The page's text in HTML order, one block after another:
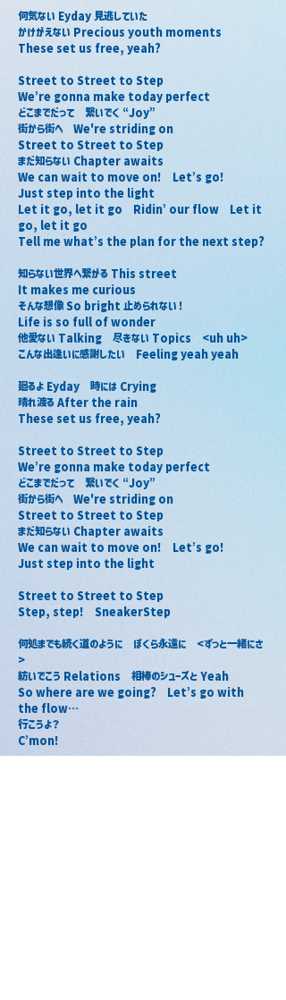
何気ない Eyday 見逃していた
かけがえない Precious youth moments
These set us free, yeah?
Street to Street to Step
We’re gonna make today perfect
どこまでだって　繋いでく “Joy”
街から街へ　We're striding on
Street to Street to Step
まだ知らない Chapter awaits
We can wait to move on!　Let’s go!
Just step into the light
Let it go, let it go　Ridin’ our flow　Let it
go, let it go
Tell me what’s the plan for the next step?
知らない世界へ繋がる This street
It makes me curious
そんな想像 So bright 止められない！
Life is so full of wonder
他愛ない Talking　尽きない Topics　<uh uh>
こんな出逢いに感謝したい　Feeling yeah yeah
廻るよ Eyday　時には Crying
晴れ渡る After the rain
These set us free, yeah?
Street to Street to Step
We’re gonna make today perfect
どこまでだって　繋いでく “Joy”
街から街へ　We're striding on
Street to Street to Step
まだ知らない Chapter awaits
We can wait to move on!　Let’s go!
Just step into the light
Street to Street to Step
Step, step!　SneakerStep
何処までも続く道のように　ぼくら永遠に　<ずっと一緒にさ
>
紡いでこう Relations　相棒のシューズと Yeah
So where are we going?　Let’s go with
the flow…
行こうよ？
C’mon!